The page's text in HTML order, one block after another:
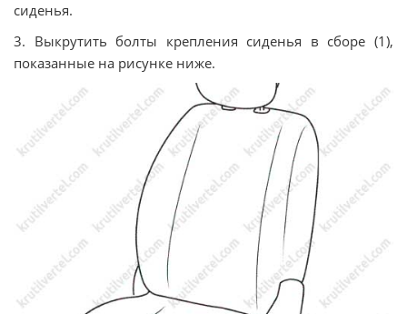
сиденья.
3. Выкрутить болты крепления сиденья в сборе (1),
показанные на рисунке ниже.